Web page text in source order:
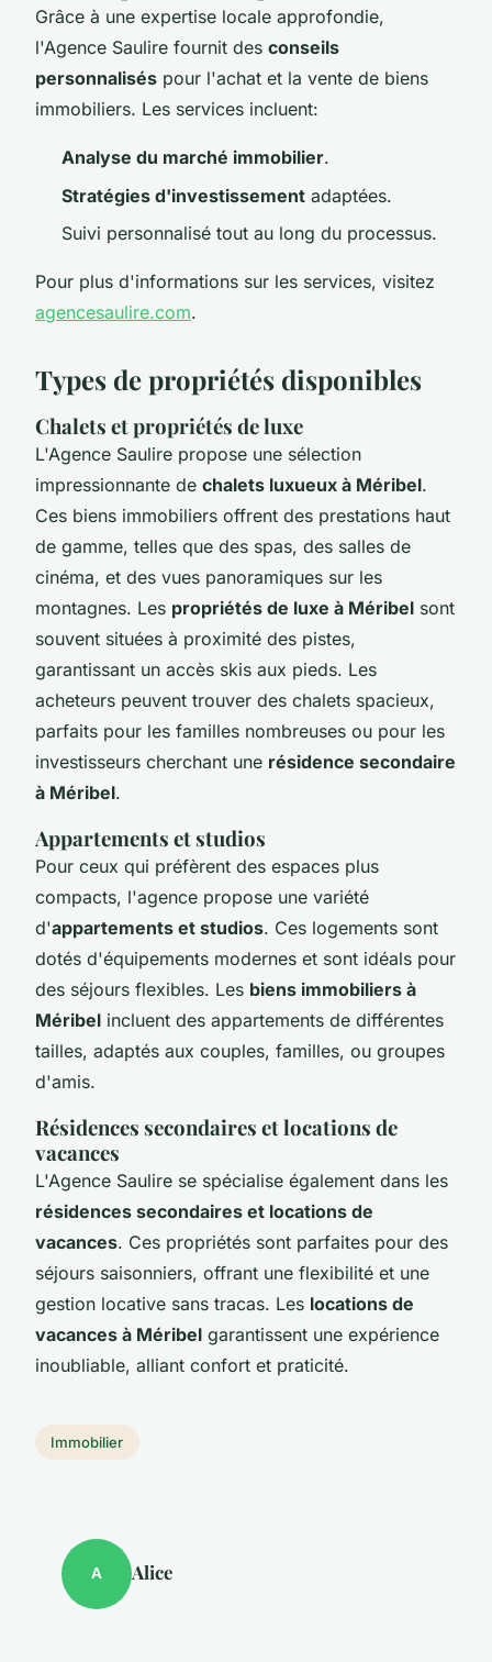
Grâce à une expertise locale approfondie,
l'Agence Saulire fournit des conseils
personnalisés pour l'achat et la vente de biens
immobiliers. Les services incluent:
Analyse du marché immobilier.
Stratégies d'investissement adaptées.
Suivi personnalisé tout au long du processus.
Pour plus d'informations sur les services, visitez
agencesaulire.com.
Types de propriétés disponibles
Chalets et propriétés de luxe
L'Agence Saulire propose une sélection
impressionnante de chalets luxueux à Méribel.
Ces biens immobiliers offrent des prestations haut
de gamme, telles que des spas, des salles de
cinéma, et des vues panoramiques sur les
montagnes. Les propriétés de luxe à Méribel sont
souvent situées à proximité des pistes,
garantissant un accès skis aux pieds. Les
acheteurs peuvent trouver des chalets spacieux,
parfaits pour les familles nombreuses ou pour les
investisseurs cherchant une résidence secondaire
à Méribel.
Appartements et studios
Pour ceux qui préfèrent des espaces plus
compacts, l'agence propose une variété
d'appartements et studios. Ces logements sont
dotés d'équipements modernes et sont idéals pour
des séjours flexibles. Les biens immobiliers à
Méribel incluent des appartements de différentes
tailles, adaptés aux couples, familles, ou groupes
d'amis.
Résidences secondaires et locations de
vacances
L'Agence Saulire se spécialise également dans les
résidences secondaires et locations de
vacances. Ces propriétés sont parfaites pour des
séjours saisonniers, offrant une flexibilité et une
gestion locative sans tracas. Les locations de
vacances à Méribel garantissent une expérience
inoubliable, alliant confort et praticité.
Immobilier
A Alice